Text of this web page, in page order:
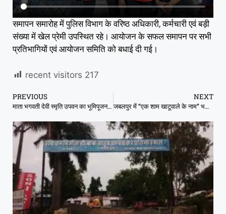
समापन समारोह में पुलिस विभाग के वरिष्ठ अधिकारी, कर्मचारी एवं बड़ी
संख्या में खेल प्रेमी उपस्थित रहे। आयोजन के सफल समापन पर सभी
प्रतिभागियों एवं आयोजन समिति को बधाई दी गई।
recent visitors 217
PREVIOUS
माता भगवती देवी स्मृति उपवन का भूमिपूजन, नक्षत्र-नवग्रह वाटिका व एक्यूप्रेशर पथ बनेगा।
NEXT
जबलपुर में “एक शाम खाटूवाले के नाम” भजन संध्या का हुआ भव्य आयोजन